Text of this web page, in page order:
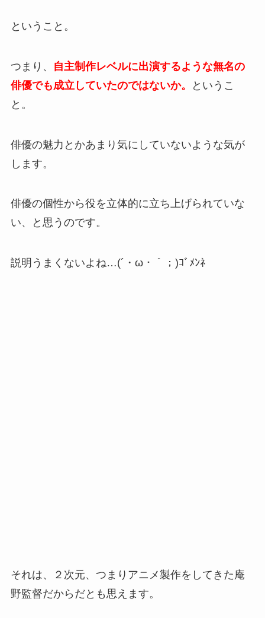
ということ。
つまり、
自主制作レベルに出演するような無名の
俳優でも成立していたのではないか。
というこ
と。
俳優の魅力とかあまり気にしていないような気が
します。
俳優の個性から役を立体的に立ち上げられていな
い、と思うのです。
説明うまくないよね…(´・ω・｀；)ｺﾞﾒﾝﾈ
それは、２次元、つまりアニメ製作をしてきた庵
野監督だからだとも思えます。